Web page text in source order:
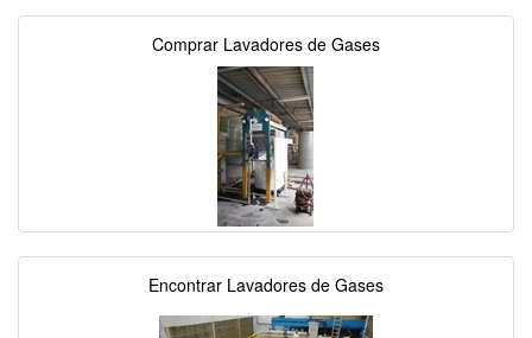
Comprar Lavadores de Gases
Encontrar Lavadores de Gases